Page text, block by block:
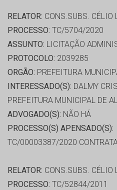
RELATOR: CONS.SUBS. CÉLIO
PROCESSO: TC/5704/2020
ASSUNTO: LICITAÇÃO
PROTOCOLO: 2039285
ORGÃO: PREFEITURA
INTERESSADO(S): DALMY
PREFEITURA MUNICIPAL DE
ADVOGADO(S): NÃO HÁ
PROCESSO(S) APENSADO(S):
TC/00003387/2020
RELATOR: CONS.SUBS. CÉLIO
PROCESSO: TC/52844/2011